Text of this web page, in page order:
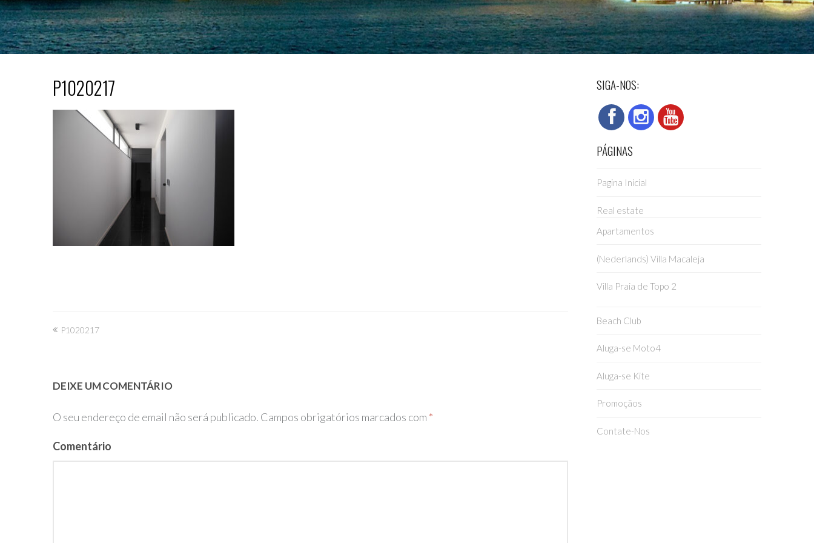
P1020217
deP1020217
DEIXE UM COMENTÁRIO
O seu endereço de email não será publicado. Campos obrigatórios marcados com *
Comentário
SIGA-NOS:
PÁGINAS
Pagina Inicial
Real estate
Apartamentos
(Nederlands) Villa Macaleja
Villa Praia de Topo 2
Beach Club
Aluga-se Moto4
Aluga-se Kite
Promoçãos
Contate-Nos